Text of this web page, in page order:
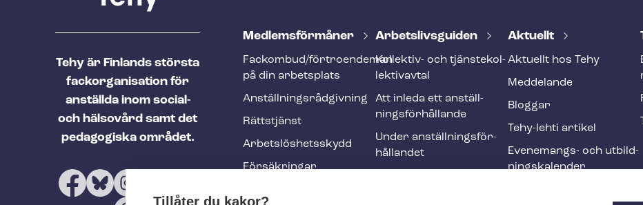
Tehy är Finlands största
fackorganisation för
anställda inom social-
och hälsovård samt det
pedagogiska området.
T
h
y
f
o
o
Med­lems­för­må­ner
Fackombud/förtroendeman
på din arbetsplats
An­ställ­nings­råd­giv­ning
Rättstjänst
Ar­bets­lös­hets­skydd
Försäkringar
Ar­bets­livs­gui­den
Kollektiv- och tjäns­te­kol­
lek­tivav­tal
Att inleda ett an­ställ­
nings­för­hål­lan­de
Under an­ställ­nings­för­
hål­lan­det
Aktuellt
Aktuellt hos Tehy
Meddelande
Bloggar
Tehy-lehti artikel
Evenemangs- och ut­bild­
nings­ka­len­der
Tillåter du kakor?